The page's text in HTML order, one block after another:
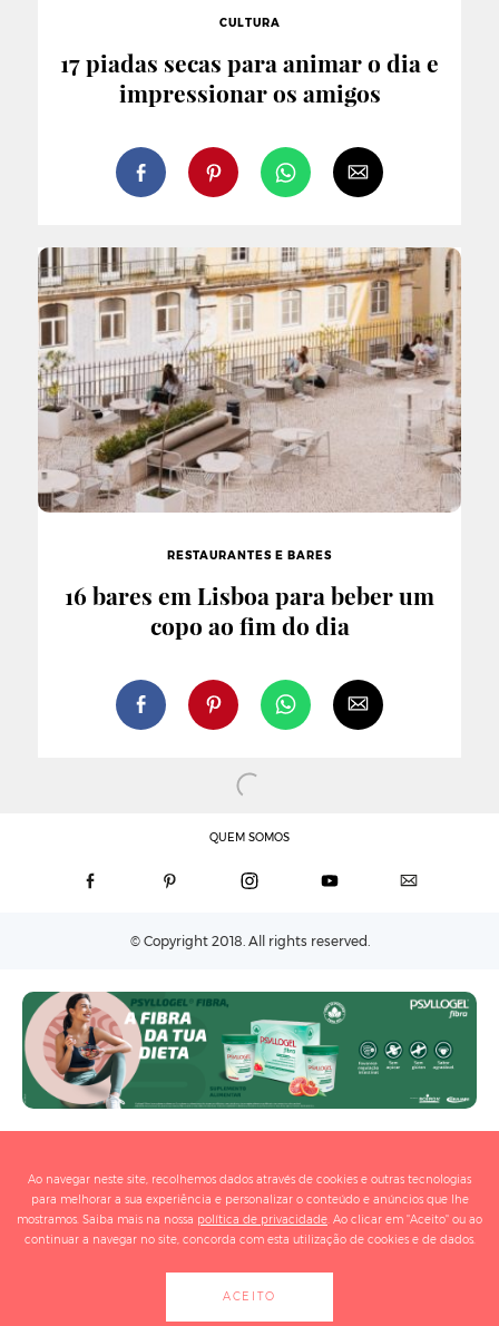
CULTURA
17 piadas secas para animar o dia e
impressionar os amigos
RESTAURANTES E BARES
16 bares em Lisboa para beber um
copo ao fim do dia
QUEM SOMOS
© Copyright 2018. All rights reserved.
Ao navegar neste site, recolhemos dados através de cookies e outras tecnologias
para melhorar a sua experiência e personalizar o conteúdo e anúncios que lhe
mostramos. Saiba mais na nossa política de privacidade. Ao clicar em "Aceito" ou ao
continuar a navegar no site, concorda com esta utilização de cookies e de dados.
ACEITO